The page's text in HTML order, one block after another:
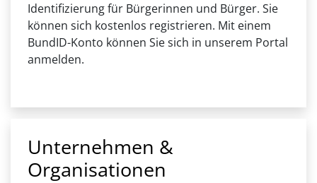
Identifizierung für Bürgerinnen und Bürger. Sie
können sich kostenlos registrieren. Mit einem
BundID-Konto können Sie sich in unserem Portal
anmelden.
Unternehmen &
Organisationen